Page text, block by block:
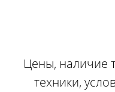
Цены, наличие
техники,